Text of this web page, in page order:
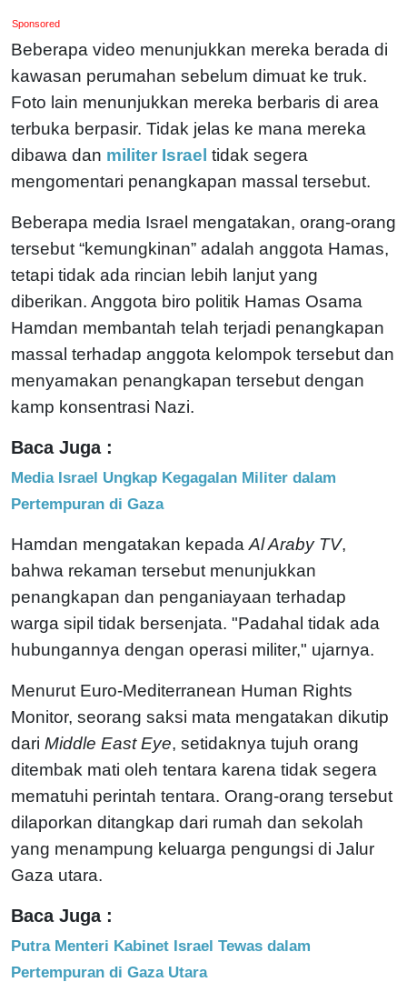
Sponsored
Beberapa video menunjukkan mereka berada di
kawasan perumahan sebelum dimuat ke truk.
Foto lain menunjukkan mereka berbaris di area
terbuka berpasir. Tidak jelas ke mana mereka
dibawa dan militer Israel tidak segera
mengomentari penangkapan massal tersebut.
Beberapa media Israel mengatakan, orang-orang
tersebut “kemungkinan” adalah anggota Hamas,
tetapi tidak ada rincian lebih lanjut yang
diberikan. Anggota biro politik Hamas Osama
Hamdan membantah telah terjadi penangkapan
massal terhadap anggota kelompok tersebut dan
menyamakan penangkapan tersebut dengan
kamp konsentrasi Nazi.
Baca Juga :
Media Israel Ungkap Kegagalan Militer dalam
Pertempuran di Gaza
Hamdan mengatakan kepada Al Araby TV,
bahwa rekaman tersebut menunjukkan
penangkapan dan penganiayaan terhadap
warga sipil tidak bersenjata. "Padahal tidak ada
hubungannya dengan operasi militer," ujarnya.
Menurut Euro-Mediterranean Human Rights
Monitor, seorang saksi mata mengatakan dikutip
dari Middle East Eye, setidaknya tujuh orang
ditembak mati oleh tentara karena tidak segera
mematuhi perintah tentara. Orang-orang tersebut
dilaporkan ditangkap dari rumah dan sekolah
yang menampung keluarga pengungsi di Jalur
Gaza utara.
Baca Juga :
Putra Menteri Kabinet Israel Tewas dalam
Pertempuran di Gaza Utara